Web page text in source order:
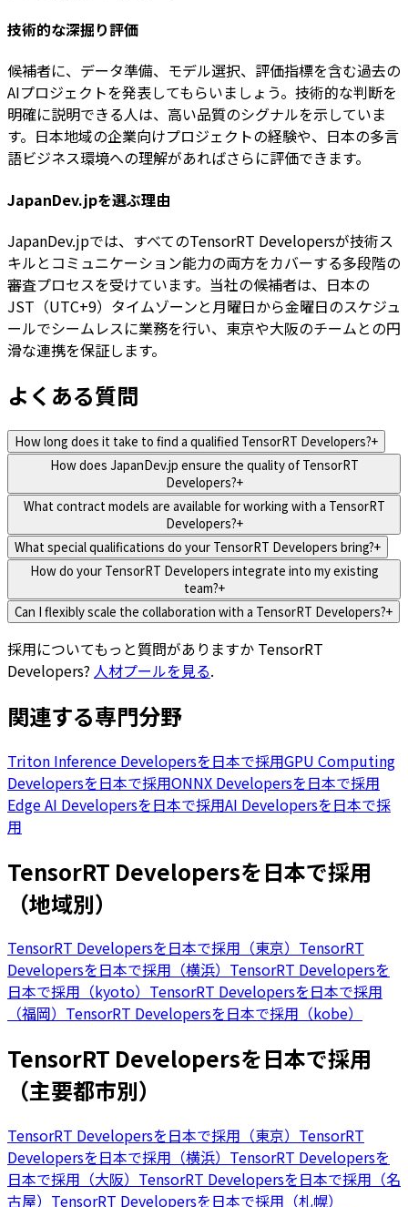
技術的な深掘り評価
候補者に、データ準備、モデル選択、評価指標を含む過去の
AIプロジェクトを発表してもらいましょう。技術的な判断を
明確に説明できる人は、高い品質のシグナルを示していま
す。日本地域の企業向けプロジェクトの経験や、日本の多言
語ビジネス環境への理解があればさらに評価できます。
JapanDev.jpを選ぶ理由
JapanDev.jpでは、すべてのTensorRT Developersが技術ス
キルとコミュニケーション能力の両方をカバーする多段階の
審査プロセスを受けています。当社の候補者は、日本の
JST（UTC+9）タイムゾーンと月曜日から金曜日のスケジュ
ールでシームレスに業務を行い、東京や大阪のチームとの円
滑な連携を保証します。
よくある質問
How long does it take to find a qualified TensorRT Developers?+
How does JapanDev.jp ensure the quality of TensorRT
Developers?+
What contract models are available for working with a TensorRT
Developers?+
What special qualifications do your TensorRT Developers bring?+
How do your TensorRT Developers integrate into my existing
team?+
Can I flexibly scale the collaboration with a TensorRT Developers?+
採用についてもっと質問がありますか TensorRT
Developers? 人材プールを見る.
関連する専門分野
Triton Inference Developersを日本で採用GPU Computing
Developersを日本で採用ONNX Developersを日本で採用
Edge AI Developersを日本で採用AI Developersを日本で採
用
TensorRT Developersを日本で採用
（地域別）
TensorRT Developersを日本で採用（東京） TensorRT
Developersを日本で採用（横浜） TensorRT Developersを
日本で採用（kyoto） TensorRT Developersを日本で採用
（福岡） TensorRT Developersを日本で採用（kobe）
TensorRT Developersを日本で採用
（主要都市別）
TensorRT Developersを日本で採用（東京） TensorRT
Developersを日本で採用（横浜） TensorRT Developersを
日本で採用（大阪） TensorRT Developersを日本で採用（名
古屋） TensorRT Developersを日本で採用（札幌）